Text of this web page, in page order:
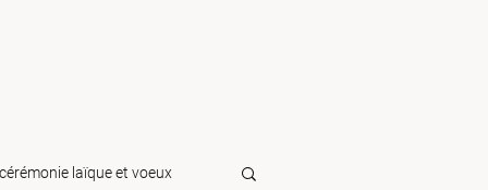
laïque et voeux